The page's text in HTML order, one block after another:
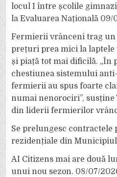
locul I între școlile
la Evaluarea Națională 09/
Fermierii vrânceni trag un
prețuri prea mici la
și piață tot mai dificilă. „În
chestiunea sistemului
fermierii au spus foarte
numai nenorociri”, susține
din liderii fermierilor
Se prelungesc
rezidențiale din
AI Citizens mai are două
unui nou sezon. 08/07/